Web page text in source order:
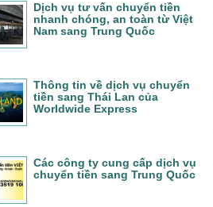
Dịch vụ tư vấn chuyển tiền
nhanh chóng, an toàn từ Việt
Nam sang Trung Quốc
Thông tin về dịch vụ chuyển
tiền sang Thái Lan của
Worldwide Express
Các công ty cung cấp dịch vụ
chuyển tiền sang Trung Quốc